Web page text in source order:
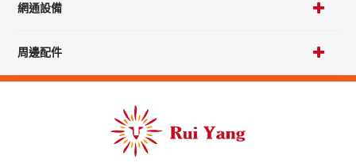
網通設備
周邊配件